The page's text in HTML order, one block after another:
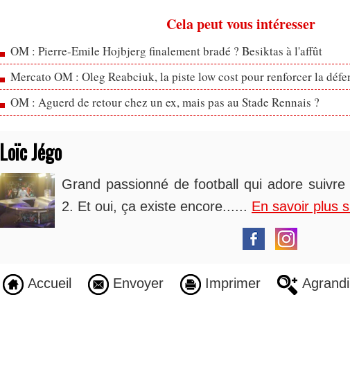
Cela peut vous intéresser
OM : Pierre-Emile Hojbjerg finalement bradé ? Besiktas à l'affût
Mercato OM : Oleg Reabciuk, la piste low cost pour renforcer la
OM : Aguerd de retour chez un ex, mais pas au Stade Rennais ?
Loïc Jégo
Grand passionné de football qui adore
2. Et oui, ça existe encore...... En savoir plus
Accueil Envoyer Imprimer